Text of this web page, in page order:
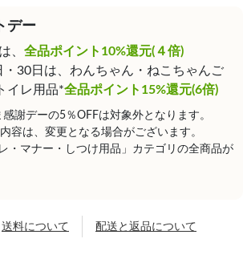
デー
、 全品ポイント10%還元(４倍)
30日は、わんちゃん・ねこちゃんご
イレ用品*全品ポイント15%還元(6倍)
謝デーの5％OFFは対象外となります。
容は、変更となる場合がございます。
・マナー・しつけ用品」カテゴリの全商品が
送料について 配送と返品について